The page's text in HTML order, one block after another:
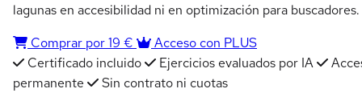
lagunas en accesibilidad ni en optimización para buscadores.
Comprar por 19 €
Acceso con PLUS
Certificado incluido
Ejercicios evaluados por IA
permanente
Sin contrato ni cuotas